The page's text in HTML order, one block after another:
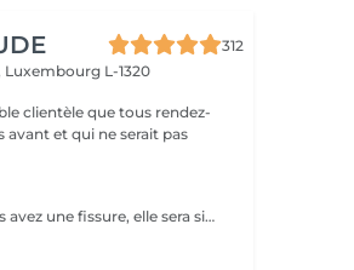
312
Luxembourg L-1320
clientèle que tous rendez-
avant et qui ne serait pas
Service de réparation d'ongle Si vous avez une fissure, elle sera simplement scellée. Si un petit coin de l'ongle manque, il peut être restauré. Cependant, si une extension complète de l'ongle est nécessaire, cela relève d'une autre prestation. Ce service de réparation inclut uniquement la correction des fissures ou la restauration de petits dommages et ne concerne pas les extensions d'ongles.